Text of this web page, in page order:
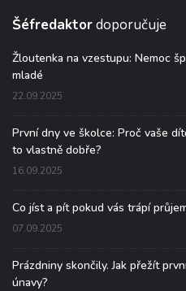
Šéfredaktordoporučuje
Žloutenka na vzestupu: Nemoc
mladé
22.09.2025
První dny ve školce: Proč vaše
to vlastně dobře?
16.09.2025
Co jíst a pít pokud vás trápí
07.09.2025
Prázdniny skončily. Jak přežít
únavy?